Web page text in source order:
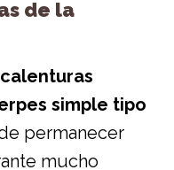
de la
calenturas
simple tipo
permanecer
mucho